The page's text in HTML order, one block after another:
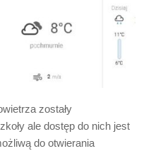
zostały
ale dostęp do nich jest
do otwierania